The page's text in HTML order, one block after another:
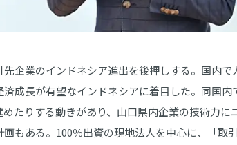
企業のインドネシア進出を後押しする。国内
成長が有望なインドネシアに着目した。同国
たりする動きがあり、山口県内企業の技術力
もある。100％出資の現地法人を中心に、「取